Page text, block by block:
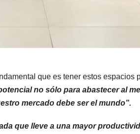
que es tener estos espacios
no sólo para abastecer al
mercado debe ser el mundo”.
que lleve a una mayor